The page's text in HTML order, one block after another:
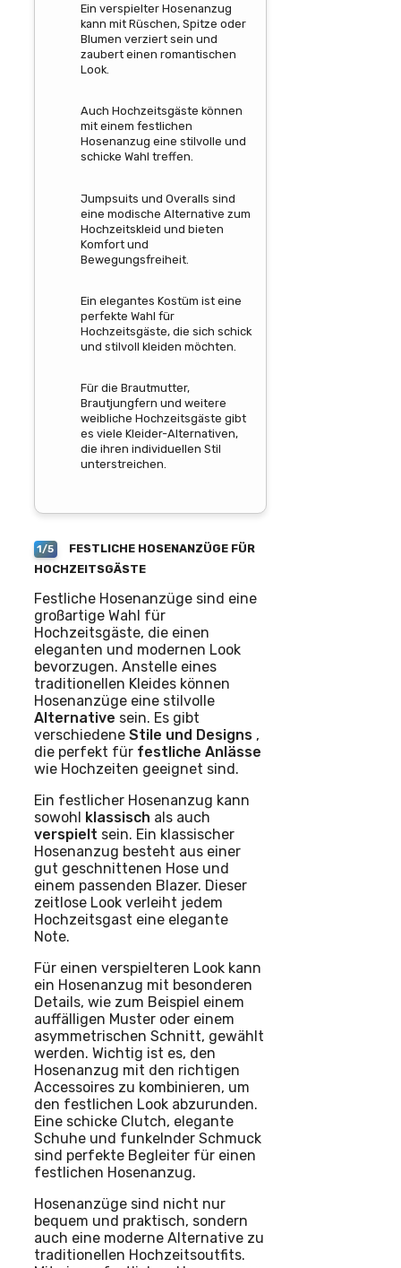
Ein verspielter Hosenanzug
kann mit Rüschen, Spitze oder
Blumen verziert sein und
zaubert einen romantischen
Look.
Auch Hochzeitsgäste können
mit einem festlichen
Hosenanzug eine stilvolle und
schicke Wahl treffen.
Jumpsuits und Overalls sind
eine modische Alternative zum
Hochzeitskleid und bieten
Komfort und
Bewegungsfreiheit.
Ein elegantes Kostüm ist eine
perfekte Wahl für
Hochzeitsgäste, die sich schick
und stilvoll kleiden möchten.
Für die Brautmutter,
Brautjungfern und weitere
weibliche Hochzeitsgäste gibt
es viele Kleider-Alternativen,
die ihren individuellen Stil
unterstreichen.
1/5
FESTLICHE HOSENANZÜGE FÜR
HOCHZEITSGÄSTE
Festliche Hosenanzüge sind eine
großartige Wahl für
Hochzeitsgäste, die einen
eleganten und modernen Look
bevorzugen. Anstelle eines
traditionellen Kleides können
Hosenanzüge eine stilvolle
Alternative sein. Es gibt
verschiedene Stile und Designs ,
die perfekt für festliche Anlässe
wie Hochzeiten geeignet sind.
Ein festlicher Hosenanzug kann
sowohl klassisch als auch
verspielt sein. Ein klassischer
Hosenanzug besteht aus einer
gut geschnittenen Hose und
einem passenden Blazer. Dieser
zeitlose Look verleiht jedem
Hochzeitsgast eine elegante
Note.
Für einen verspielteren Look kann
ein Hosenanzug mit besonderen
Details, wie zum Beispiel einem
auffälligen Muster oder einem
asymmetrischen Schnitt, gewählt
werden. Wichtig ist es, den
Hosenanzug mit den richtigen
Accessoires zu kombinieren, um
den festlichen Look abzurunden.
Eine schicke Clutch, elegante
Schuhe und funkelnder Schmuck
sind perfekte Begleiter für einen
festlichen Hosenanzug.
Hosenanzüge sind nicht nur
bequem und praktisch, sondern
auch eine moderne Alternative zu
traditionellen Hochzeitsoutfits.